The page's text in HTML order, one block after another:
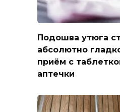
Подошва утюга
абсолютно
приём с
аптечки